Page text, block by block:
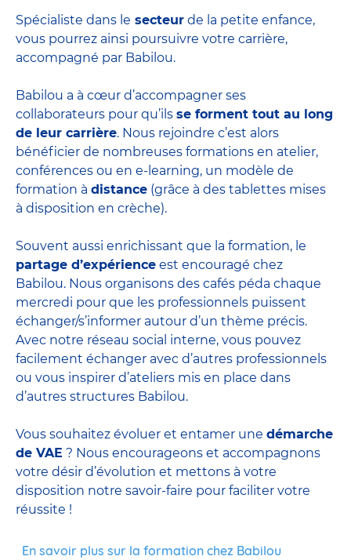
Spécialiste dans le secteur de la petite enfance,
vous pourrez ainsi poursuivre votre carrière,
accompagné par Babilou.
Babilou a à cœur d’accompagner ses
collaborateurs pour qu’ils se forment tout au long
de leur carrière. Nous rejoindre c’est alors
bénéficier de nombreuses formations en atelier,
conférences ou en e-learning, un modèle de
formation à distance (grâce à des tablettes mises
à disposition en crèche).
Souvent aussi enrichissant que la formation, le
partage d’expérience est encouragé chez
Babilou. Nous organisons des cafés péda chaque
mercredi pour que les professionnels puissent
échanger/s’informer autour d’un thème précis.
Avec notre réseau social interne, vous pouvez
facilement échanger avec d’autres professionnels
ou vous inspirer d’ateliers mis en place dans
d’autres structures Babilou.
Vous souhaitez évoluer et entamer une démarche
de VAE ? Nous encourageons et accompagnons
votre désir d’évolution et mettons à votre
disposition notre savoir-faire pour faciliter votre
réussite !
En savoir plus sur la formation chez Babilou